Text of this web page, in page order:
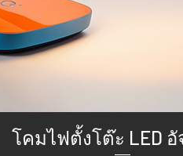
โคมไฟตั้งโต๊ะ LED อั